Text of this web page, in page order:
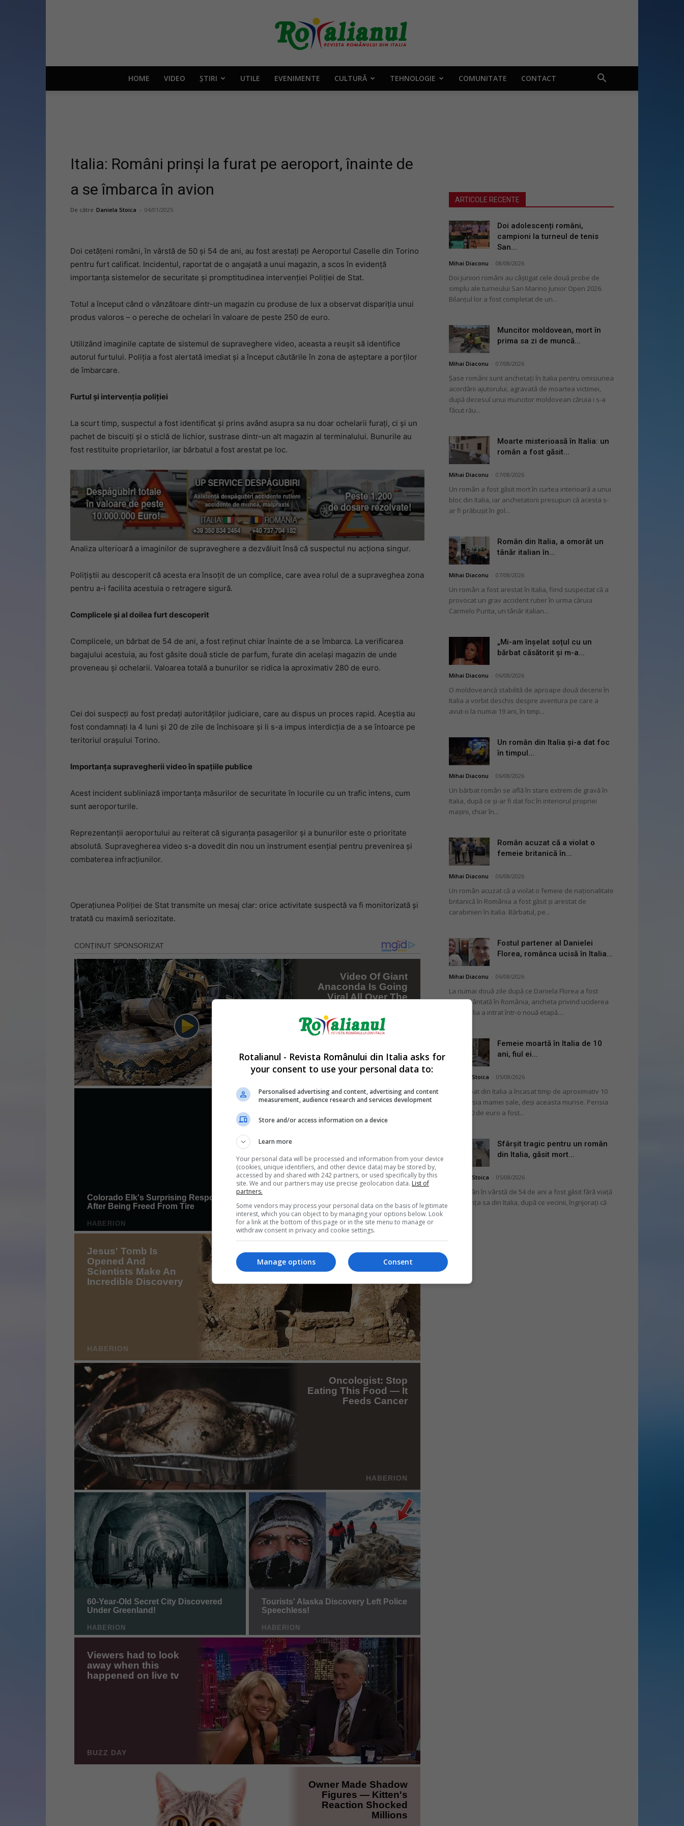
Rotalianul
din
Italia
HOME VIDEO ȘTIRI UTILE EVENIMENTE CULTURĂ TEHNOLOGIE COMUNITATE CONTACT
Italia: Români prinși la furat pe aeroport, înainte de
a se îmbarca în avion
De către Daniela Stoica - 04/01/2025
Doi cetățeni români, în vârstă de 50 și 54 de ani, au fost arestați pe Aeroportul Caselle din Torino
pentru furt calificat. Incidentul, raportat de o angajată a unui magazin, a scos în evidență
importanța sistemelor de securitate și promptitudinea intervenției Poliției de Stat.
Totul a început când o vânzătoare dintr-un magazin cu produse de lux a observat dispariția unui
produs valoros – o pereche de ochelari în valoare de peste 250 de euro.
Utilizând imaginile captate de sistemul de supraveghere video, aceasta a reușit să identifice
autorul furtului. Poliția a fost alertată imediat și a început căutările în zona de așteptare a porților
de îmbarcare.
Furtul și intervenția poliției
La scurt timp, suspectul a fost identificat și prins având asupra sa nu doar ochelarii furați, ci și un
pachet de biscuiți și o sticlă de lichior, sustrase dintr-un alt magazin al terminalului. Bunurile au
fost restituite proprietarilor, iar bărbatul a fost arestat pe loc.
Analiza ulterioară a imaginilor de supraveghere a dezvăluit însă că suspectul nu acționa singur.
Polițiștii au descoperit că acesta era însoțit de un complice, care avea rolul de a supraveghea zona
pentru a-i facilita acestuia o retragere sigură.
Complicele și al doilea furt descoperit
Complicele, un bărbat de 54 de ani, a fost reținut chiar înainte de a se îmbarca. La verificarea
bagajului acestuia, au fost găsite două sticle de parfum, furate din același magazin de unde
proveneau și ochelarii. Valoarea totală a bunurilor se ridica la aproximativ 280 de euro.
Cei doi suspecți au fost predați autorităților judiciare, care au dispus un proces rapid. Aceștia au
fost condamnați la 4 luni și 20 de zile de închisoare și li s-a impus interdicția de a se întoarce pe
teritoriul orașului Torino.
Importanța supravegherii video în spațiile publice
Acest incident subliniază importanța măsurilor de securitate în locurile cu un trafic intens, cum
sunt aeroporturile.
Reprezentanții aeroportului au reiterat că siguranța pasagerilor și a bunurilor este o prioritate
absolută. Supravegherea video s-a dovedit din nou un instrument esențial pentru prevenirea și
combaterea infracțiunilor.
Operațiunea Poliției de Stat transmite un mesaj clar: orice activitate suspectă va fi monitorizată și
tratată cu maximă seriozitate.
ARTICOLE RECENTE
Doi adolescenți români,
campioni la turneul de tenis
San...
Mihai Diaconu 08/08/2026
Doi juniori români au câștigat cele două probe de
simplu ale turneului San Marino Junior Open 2026.
Bilanțul lor a fost completat de un...
Muncitor moldovean, mort în
prima sa zi de muncă...
Mihai Diaconu 07/08/2026
Șase români sunt anchetați în Italia pentru omisiunea
acordării ajutorului, agravată de moartea victimei,
după decesul unui muncitor moldovean căruia i s-a
făcut rău...
Moarte misterioasă în Italia: un
român a fost găsit...
Mihai Diaconu 07/08/2026
Un român a fost găsit mort în curtea interioară a unui
bloc din Italia, iar anchetatorii presupun că acesta s-
ar fi prăbușit în gol...
Român din Italia, a omorât un
tânăr italian în...
Mihai Diaconu 07/08/2026
Un român a fost arestat în Italia, fiind suspectat că a
provocat un grav accident rutier în urma căruia
Carmelo Purita, un tânăr italian...
„Mi-am înșelat soțul cu un
bărbat căsătorit și m-a...
Mihai Diaconu 06/08/2026
O moldoveancă stabilită de aproape două decenii în
Italia a vorbit deschis despre aventura pe care a
avut-o la numai 19 ani, în timp...
Un român din Italia și-a dat foc
în timpul...
Mihai Diaconu 06/08/2026
Un bărbat român se află în stare extrem de gravă în
Italia, după ce și-ar fi dat foc în interiorul propriei
mașini, chiar în...
Român acuzat că a violat o
femeie britanică în...
Mihai Diaconu 06/08/2026
Un român acuzat că a violat o femeie de naționalitate
britanică în România a fost găsit și arestat de
carabinieri în Italia. Bărbatul, pe...
Fostul partener al Danielei
Florea, românca ucisă în Italia...
Mihai Diaconu 06/08/2026
La numai două zile după ce Daniela Florea a fost
înmormântată în România, ancheta privind uciderea
sa în Italia a intrat într-o nouă etapă....
Femeie moartă în Italia de 10
ani, fiul ei...
Daniela Stoica 05/08/2026
Un bărbat din Italia a încasat timp de aproximativ 10
ani pensia mamei sale, deși aceasta murise. Pensia
de 2.000 de euro a fost...
Sfârșit tragic pentru un român
din Italia, găsit mort...
Daniela Stoica 05/08/2026
Un român în vârstă de 54 de ani a fost găsit fără viață
în locuința sa din Italia, după ce vecinii, îngrijorați că
Rotalianul - Revista Românului din Italia asks for
your consent to use your personal data to:
Personalised advertising and content, advertising and content
measurement, audience research and services development
Store and/or access information on a device
Learn more
Your personal data will be processed and information from your device
(cookies, unique identifiers, and other device data) may be stored by,
accessed by and shared with 242 partners, or used specifically by this
site. We and our partners may use precise geolocation data. List of
partners.
Some vendors may process your personal data on the basis of legitimate
interest, which you can object to by managing your options below. Look
for a link at the bottom of this page or in the site menu to manage or
withdraw consent in privacy and cookie settings.
Consent
Manage options